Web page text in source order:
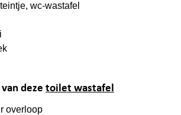
wc-wastafel
deze toilet wastafel
overloop